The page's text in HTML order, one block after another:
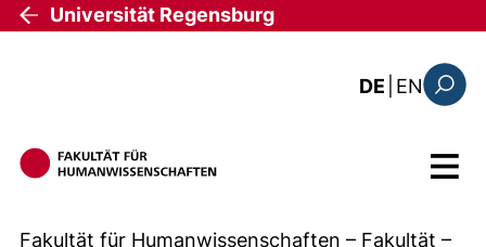
Direkt zum Inhalt
Universität Regensburg
DE EN: the
Menü
Fakultät für Humanwissenschaften – Fakultät –